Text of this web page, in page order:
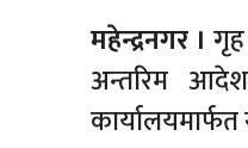
महेन्द्रनगर ।
अन्तरिम